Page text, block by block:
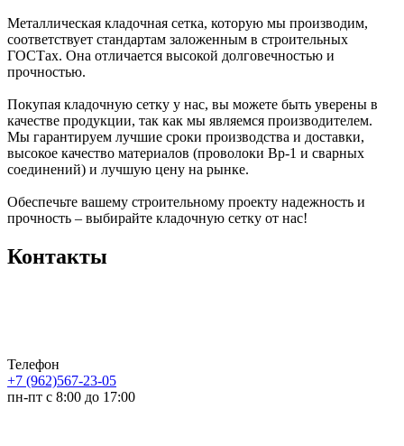
Металлическая кладочная сетка, которую мы производим,
соответствует стандартам заложенным в строительных
ГОСТах. Она отличается высокой долговечностью и
прочностью.
Покупая кладочную сетку у нас, вы можете быть уверены в
качестве продукции, так как мы являемся производителем.
Мы гарантируем лучшие сроки производства и доставки,
высокое качество материалов (проволоки Вр-1 и сварных
соединений) и лучшую цену на рынке.
Обеспечьте вашему строительному проекту надежность и
прочность – выбирайте кладочную сетку от нас!
Контакты
Телефон
+7 (962)567-23-05
пн-пт с 8:00 до 17:00